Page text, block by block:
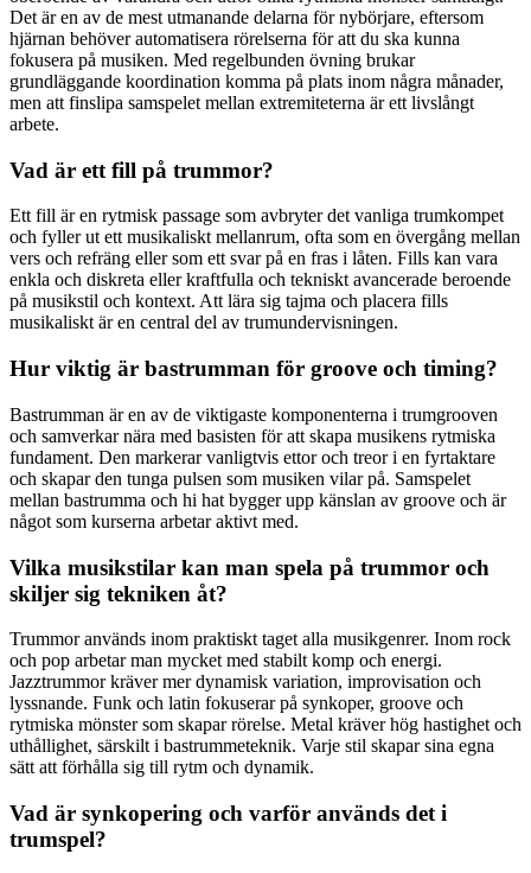
Det är en av de mest utmanande delarna för nybörjare, eftersom
hjärnan behöver automatisera rörelserna för att du ska kunna
fokusera på musiken. Med regelbunden övning brukar
grundläggande koordination komma på plats inom några månader,
men att finslipa samspelet mellan extremiteterna är ett livslångt
arbete.
Vad är ett fill på trummor?
Ett fill är en rytmisk passage som avbryter det vanliga trumkompet
och fyller ut ett musikaliskt mellanrum, ofta som en övergång mellan
vers och refräng eller som ett svar på en fras i låten. Fills kan vara
enkla och diskreta eller kraftfulla och tekniskt avancerade beroende
på musikstil och kontext. Att lära sig tajma och placera fills
musikaliskt är en central del av trumundervisningen.
Hur viktig är bastrumman för groove och timing?
Bastrumman är en av de viktigaste komponenterna i trumgrooven
och samverkar nära med basisten för att skapa musikens rytmiska
fundament. Den markerar vanligtvis ettor och treor i en fyrtaktare
och skapar den tunga pulsen som musiken vilar på. Samspelet
mellan bastrumma och hi hat bygger upp känslan av groove och är
något som kurserna arbetar aktivt med.
Vilka musikstilar kan man spela på trummor och
skiljer sig tekniken åt?
Trummor används inom praktiskt taget alla musikgenrer. Inom rock
och pop arbetar man mycket med stabilt komp och energi.
Jazztrummor kräver mer dynamisk variation, improvisation och
lyssnande. Funk och latin fokuserar på synkoper, groove och
rytmiska mönster som skapar rörelse. Metal kräver hög hastighet och
uthållighet, särskilt i bastrummeteknik. Varje stil skapar sina egna
sätt att förhålla sig till rytm och dynamik.
Vad är synkopering och varför används det i
trumspel?